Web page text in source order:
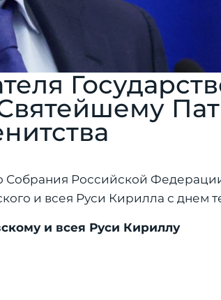
Собрания Российской
и всея Руси Кирилла с днем
и всея Руси Кириллу